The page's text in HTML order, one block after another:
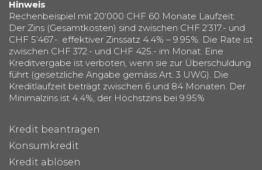
Hinweis
Rechenbeispiel mit 20‘000 CHF 60 Monate Laufzeit:
Der Zins (Gesamtkosten) sind zwischen CHF 2’317.- und
CHF 5’467.-. effektiver Zinssatz 4.4% – 9.95%. Die Rate ist
zwischen CHF 372.- und CHF 425.- im Monat. Eine
Kreditvergabe ist verboten, wenn sie zur Überschuldung
führt (gesetzliche Angabe gemäss Art. 3 UWG). Die
Kreditlaufzeit beträgt zwischen 6 und 84 Monaten. Der
Minimalzins ist 4.4%, der Höchstzins bei 9.95%
Kredit beantragen
Konsumkredit
Kredit ablösen